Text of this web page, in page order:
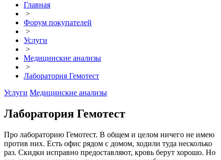
Главная
>
Форум покупателей
>
Услуги
>
Медицинские анализы
>
Лаборатория Гемотест
Услуги Медицинские анализы
Лаборатория Гемотест
Про лабораторию Гемотест. В общем и целом ничего не имею
против них. Есть офис рядом с домом, ходили туда несколько
раз. Скидки исправно предоставляют, кровь берут хорошо. Но